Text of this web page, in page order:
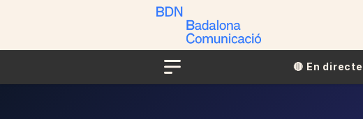
Menu
🔴​​ En directe